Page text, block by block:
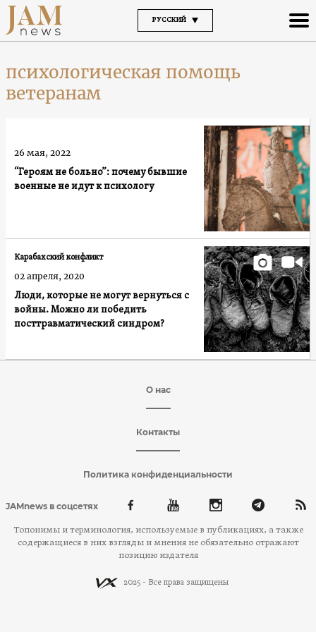
РУССКИЙ
психологическая помощь
ветеранам
“Героям не больно”: почему бывшие
военные не идут к психологу
26 мая, 2022
Люди, которые не могут вернуться с
войны. Можно ли победить
посттравматический синдром?
Карабахский конфликт
02 апреля, 2020
О нас
Контакты
Политика конфиденциальности
JAMnews в соцсетях
Топонимы и терминология, используемые в публикациях, а также
содержащиеся в них взгляды и мнения не обязательно отражают
позицию издателя
2025 - Все права защищены